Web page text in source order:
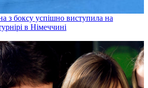
з боксу успішно виступила на
в Німеччині